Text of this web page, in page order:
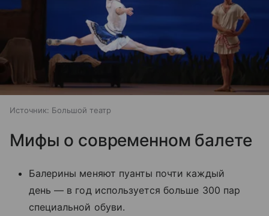
Источник: Большой театр
Мифы о современном балете
Балерины меняют пуанты почти каждый
день — в год используется больше 300 пар
специальной обуви.